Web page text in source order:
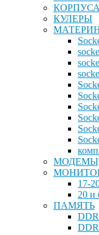
КУЛЕРЫ
17-
20 и
ПАМЯТЬ